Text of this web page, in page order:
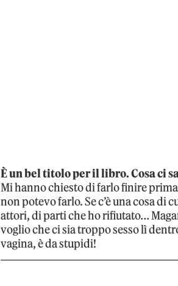
È un bel titolo per il libro. Cosa ci
Mi hanno chiesto di farlo finire
non potevo farlo. Se c’è una cosa
attori, di parti che ho rifiutato…
voglio che ci sia troppo sesso lì
vagina, è da stupidi!